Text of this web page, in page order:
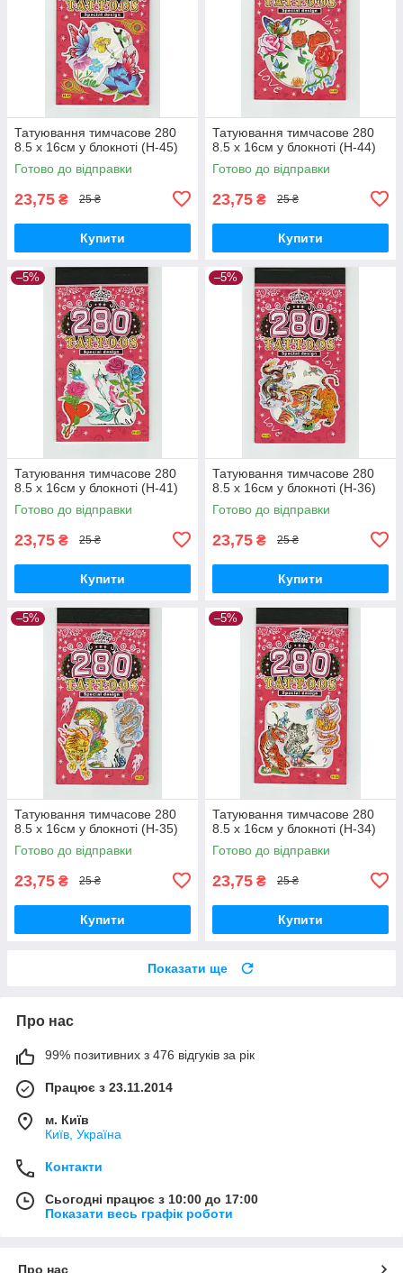
Татуювання тимчасове 280
8.5 х 16см у блокноті (H-45)
Готово до відправки
23,75 ₴ 25 ₴
Купити
Татуювання тимчасове 280
8.5 х 16см у блокноті (H-44)
Готово до відправки
23,75 ₴ 25 ₴
Купити
–5%
Татуювання тимчасове 280
8.5 х 16см у блокноті (H-41)
Готово до відправки
23,75 ₴ 25 ₴
Купити
–5%
Татуювання тимчасове 280
8.5 х 16см у блокноті (H-36)
Готово до відправки
23,75 ₴ 25 ₴
Купити
–5%
Татуювання тимчасове 280
8.5 х 16см у блокноті (H-35)
Готово до відправки
23,75 ₴ 25 ₴
Купити
–5%
Татуювання тимчасове 280
8.5 х 16см у блокноті (H-34)
Готово до відправки
23,75 ₴ 25 ₴
Купити
Показати ще
Про нас
99% позитивних з 476 відгуків за рік
Працює з 23.11.2014
м. Київ
Київ, Україна
Контакти
Сьогодні працює з 10:00 до 17:00
Показати весь графік роботи
Про нас